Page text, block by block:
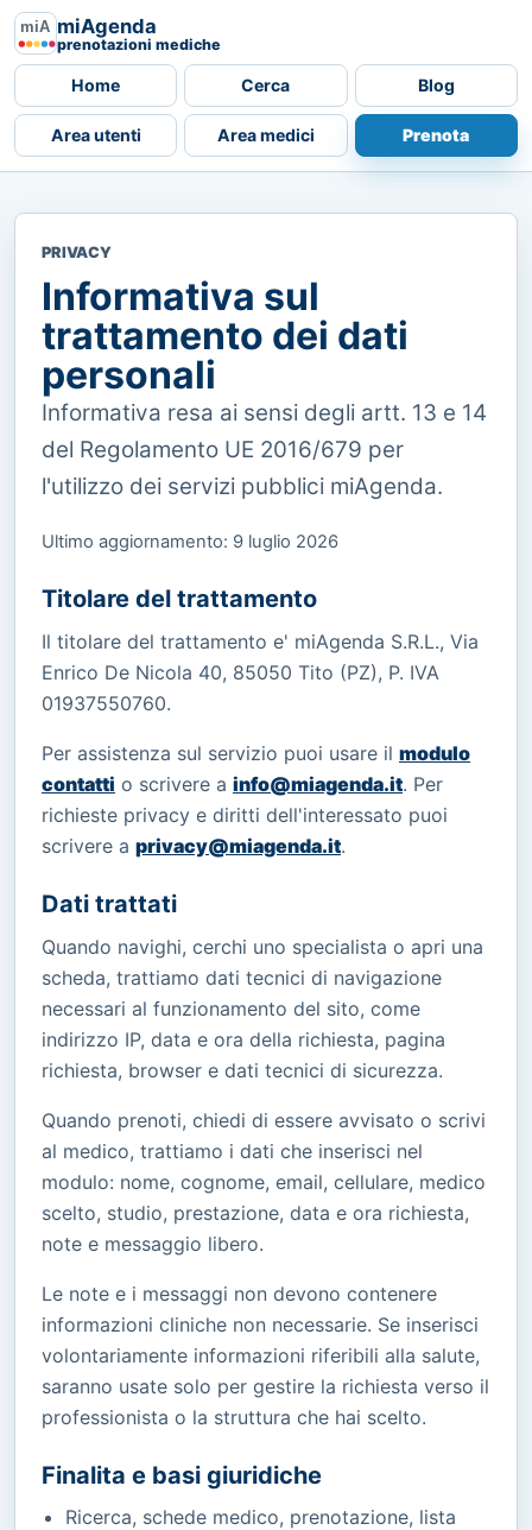
miAgenda
prenotazioni mediche
Home Cerca Blog
Area utenti Area medici Prenota
PRIVACY
Informativa sul
trattamento dei dati
personali
Informativa resa ai sensi degli artt. 13 e 14
del Regolamento UE 2016/679 per
l'utilizzo dei servizi pubblici miAgenda.
Ultimo aggiornamento: 9 luglio 2026
Titolare del trattamento
Il titolare del trattamento e' miAgenda S.R.L., Via
Enrico De Nicola 40, 85050 Tito (PZ), P. IVA
01937550760.
Per assistenza sul servizio puoi usare il modulo
contatti o scrivere a info@miagenda.it. Per
richieste privacy e diritti dell'interessato puoi
scrivere a privacy@miagenda.it.
Dati trattati
Quando navighi, cerchi uno specialista o apri una
scheda, trattiamo dati tecnici di navigazione
necessari al funzionamento del sito, come
indirizzo IP, data e ora della richiesta, pagina
richiesta, browser e dati tecnici di sicurezza.
Quando prenoti, chiedi di essere avvisato o scrivi
al medico, trattiamo i dati che inserisci nel
modulo: nome, cognome, email, cellulare, medico
scelto, studio, prestazione, data e ora richiesta,
note e messaggio libero.
Le note e i messaggi non devono contenere
informazioni cliniche non necessarie. Se inserisci
volontariamente informazioni riferibili alla salute,
saranno usate solo per gestire la richiesta verso il
professionista o la struttura che hai scelto.
Finalita e basi giuridiche
Ricerca, schede medico, prenotazione, lista